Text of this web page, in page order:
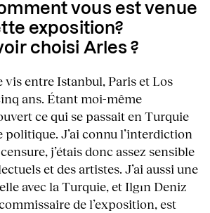
vous est venue
exposition?
choisi Arles ?
vis entre Istanbul, Paris et Los
ans. Étant moi-même
ce qui se passait en Turquie
politique. J’ai connu l’interdiction
j’étais donc assez sensible
et des artistes. J’ai aussi une
avec la Turquie, et Ilgın Deniz
de l’exposition, est